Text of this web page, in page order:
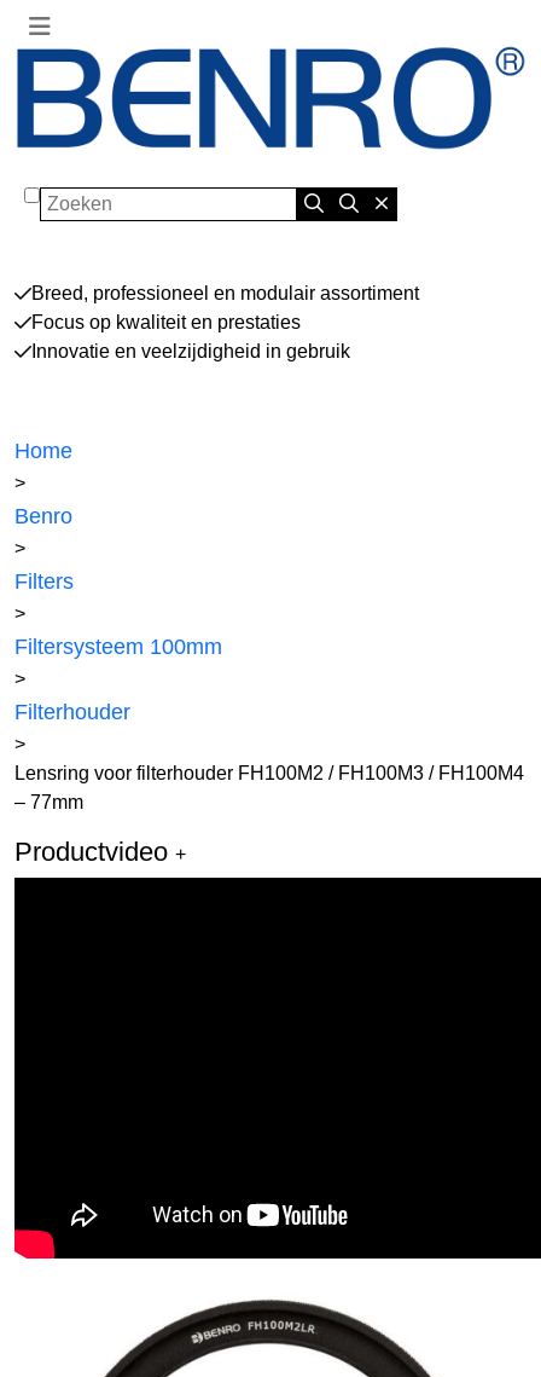
Zoeken
Breed, professioneel en modulair assortiment
Focus op kwaliteit en prestaties
Innovatie en veelzijdigheid in gebruik
Home
>
Benro
>
Filters
>
Filtersysteem 100mm
>
Filterhouder
>
Lensring voor filterhouder FH100M2 / FH100M3 / FH100M4
– 77mm
Productvideo +